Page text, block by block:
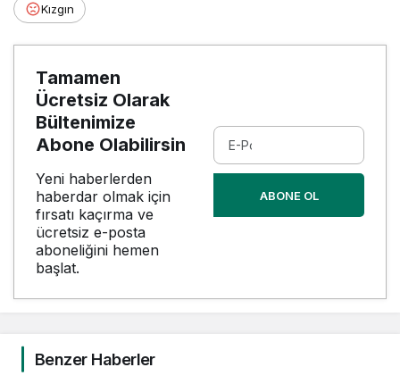
Kızgın
Tamamen
Ücretsiz Olarak
Bültenimize
Abone Olabilirsin
Yeni haberlerden
haberdar olmak için
fırsatı kaçırma ve
ücretsiz e-posta
aboneliğini hemen
başlat.
ABONE OL
Benzer Haberler